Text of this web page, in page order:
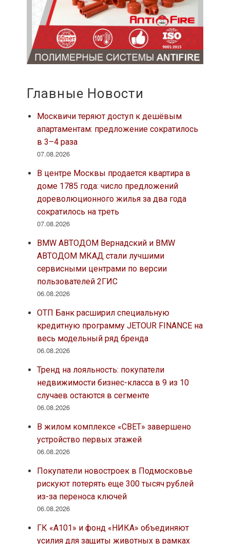
Главные Новости
Москвичи теряют доступ к дешёвым
апартаментам: предложение сократилось
в 3–4 раза
07.08.2026
В центре Москвы продается квартира в
доме 1785 года: число предложений
дореволюционного жилья за два года
сократилось на треть
07.08.2026
BMW АВТОДОМ Вернадский и BMW
АВТОДОМ МКАД стали лучшими
сервисными центрами по версии
пользователей 2ГИС
06.08.2026
ОТП Банк расширил специальную
кредитную программу JETOUR FINANCE на
весь модельный ряд бренда
06.08.2026
Тренд на лояльность: покупатели
недвижимости бизнес-класса в 9 из 10
случаев остаются в сегменте
06.08.2026
В жилом комплексе «СВЕТ» завершено
устройство первых этажей
06.08.2026
Покупатели новостроек в Подмосковье
рискуют потерять еще 300 тысяч рублей
из-за переноса ключей
06.08.2026
ГК «А101» и фонд «НИКА» объединяют
усилия для защиты животных в рамках